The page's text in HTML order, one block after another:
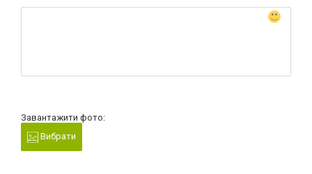
Завантажити фото:
Вибрати